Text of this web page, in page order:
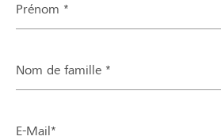
Prénom *
Nom de famille *
E-Mail*